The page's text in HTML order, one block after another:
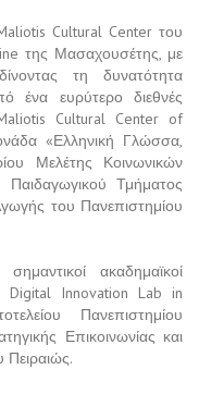
Cultural Center του
της Μασαχουσέτης, με
τη δυνατότητα
ένα ευρύτερο διεθνές
Cultural Center of
«Ελληνική Γλώσσα,
Μελέτης Κοινωνικών
Τμήματος
του Πανεπιστημίου
ακαδημαϊκοί
Innovation Lab in
Πανεπιστημίου
Επικοινωνίας και